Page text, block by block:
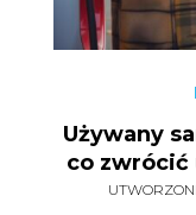
Używany
co zwrócić